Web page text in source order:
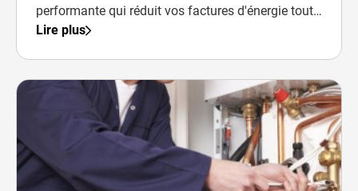
performante qui réduit vos factures d'énergie tout
en respectant l'environnement ?
Lire plus